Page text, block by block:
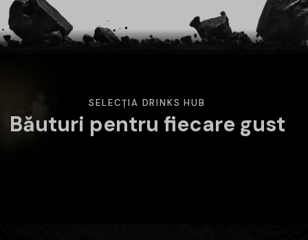
SELECȚIA DRINKS HUB
Băuturi pentru fiecare gust